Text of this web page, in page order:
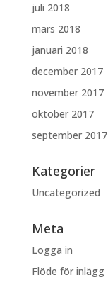
juli 2018
mars 2018
januari 2018
december 2017
november 2017
oktober 2017
september 2017
Kategorier
Uncategorized
Meta
Logga in
Flöde för inlägg